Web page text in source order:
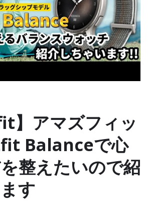
】アマズフィッ
Balanceで心
整えたいので紹
す